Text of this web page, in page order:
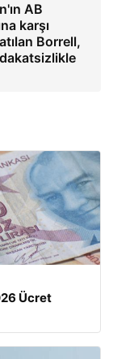
AB
karşı
Borrell,
Ücret